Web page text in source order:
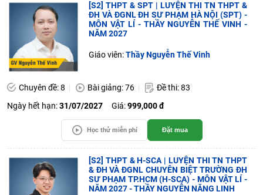
[S2] THPT & SPT | LUYỆN THI TN THPT &
ĐH VÀ ĐGNL ĐH SƯ PHẠM HÀ NỘI (SPT) -
MÔN VẬT LÍ - THẦY NGUYỄN THẾ VINH -
NĂM 2027
Giáo viên:Thầy Nguyễn Thế Vinh
Chuyên đề: 8 Bài giảng: 76
Đề thi: 83
Ngày hết hạn:31/07/2027 Giá:999,000 đ
Học thử miễn phí Đặt mua
[S2] THPT & H-SCA | LUYỆN THI TN THPT
& ĐH VÀ ĐGNL CHUYÊN BIỆT TRƯỜNG ĐH
SƯ PHẠM TP.HCM (H-SCA) - MÔN VẬT LÍ -
NĂM 2027 - THẦY NGUYỄN NĂNG LINH